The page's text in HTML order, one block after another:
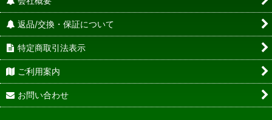
返品/交換・保証について
特定商取引法表示
ご利用案内
お問い合わせ